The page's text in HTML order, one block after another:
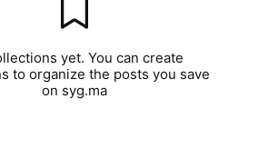
yet. You can create
to organize the posts you save
on syg.ma